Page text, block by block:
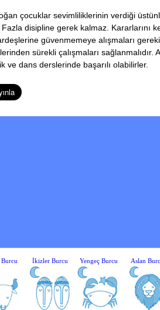
çocuklar sevimliliklerinin verdiği
disipline gerek kalmaz. Kararlarını
güvenmemeye alışmaları
sürekli çalışmaları sağlanmalıdır.
ve dans derslerinde başarılı olabilirler.
Burcu İkizler Burcu Yengeç Burcu Aslan